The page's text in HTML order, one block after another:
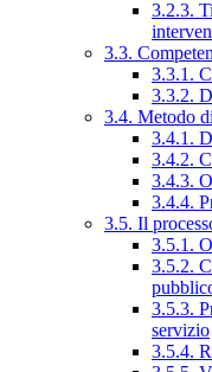
3.2.3.
3.3.
3.3.1.
3.3.2.
3.4. Metodo
3.4.1.
3.4.2.
3.4.3.
3.4.4.
3.5. Il
3.5.1.
3.5.2.
3.5.3.
servizio
3.5.4.